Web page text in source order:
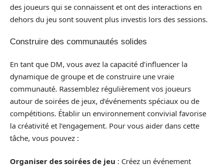
des joueurs qui se connaissent et ont des interactions en
dehors du jeu sont souvent plus investis lors des sessions.
Construire des communautés solides
En tant que DM, vous avez la capacité d’influencer la
dynamique de groupe et de construire une vraie
communauté. Rassemblez régulièrement vos joueurs
autour de soirées de jeux, d’événements spéciaux ou de
compétitions. Établir un environnement convivial favorise
la créativité et l’engagement. Pour vous aider dans cette
tâche, vous pouvez :
Organiser des soirées de jeu : Créez un événement